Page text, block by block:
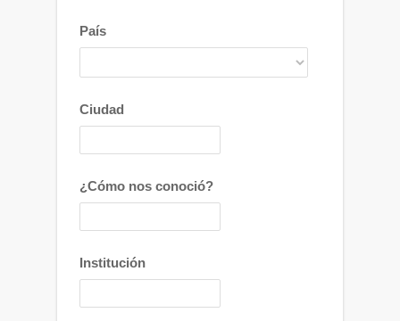
País
Ciudad
¿Cómo nos conoció?
Institución